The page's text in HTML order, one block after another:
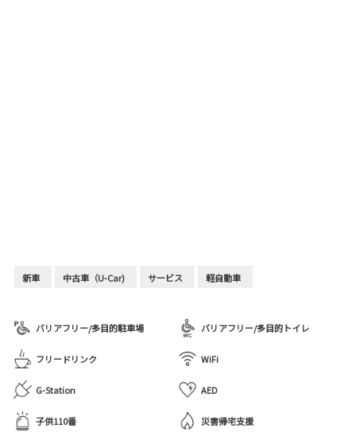
新車 中古車（U-Car) サービス 軽自動車
バリアフリー/多目的駐車場 バリアフリー/多目的トイレ
フリードリンク WiFi
G-Station AED
子供110番 災害帰宅支援